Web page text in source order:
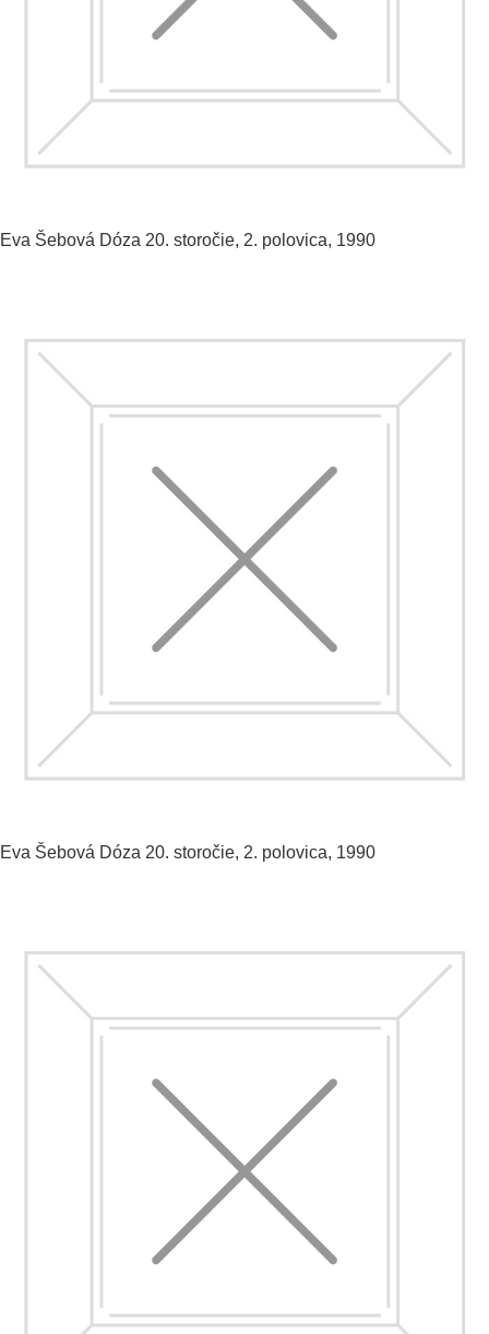
Eva Šebová Dóza 20. storočie, 2. polovica, 1990
Eva Šebová Dóza 20. storočie, 2. polovica, 1990